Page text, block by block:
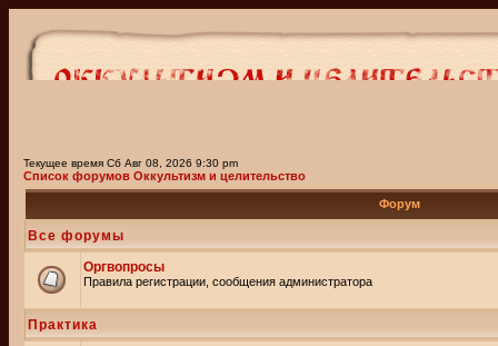
Текущее время Сб Авг 08, 2026 9:30 pm
Список форумов Оккультизм и целительство
Форум
Все форумы
Оргвопросы
Правила регистрации, сообщения администратора
Практика